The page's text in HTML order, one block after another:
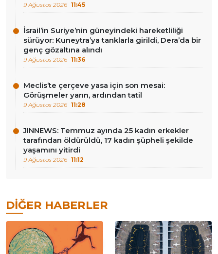
9 Ağustos 2026 11:45
İsrail’in Suriye’nin güneyindeki hareketliliği
sürüyor: Kuneytra’ya tanklarla girildi, Dera’da bir
genç gözaltına alındı
9 Ağustos 2026 11:36
Meclis’te çerçeve yasa için son mesai:
Görüşmeler yarın, ardından tatil
9 Ağustos 2026 11:28
JINNEWS: Temmuz ayında 25 kadın erkekler
tarafından öldürüldü, 17 kadın şüpheli şekilde
yaşamını yitirdi
9 Ağustos 2026 11:12
DIĞER HABERLER